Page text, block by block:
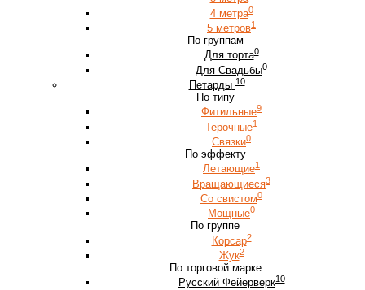
4 метра0
5 метров1
По группам
Для торта0
Для Свадьбы0
Петарды 10
По типу
Фитильные9
Терочные1
Связки0
По эффекту
Летающие1
Вращающиеся3
Со свистом0
Мощные0
По группе
Корсар2
Жук2
По торговой марке
Русский Фейерверк10